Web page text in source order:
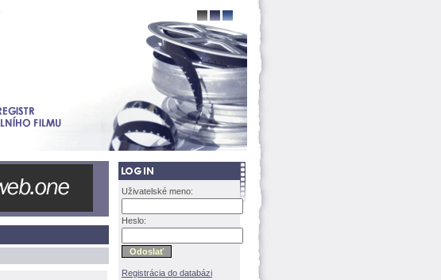
Uživatelské meno:
Heslo:
Registrácia do databázi